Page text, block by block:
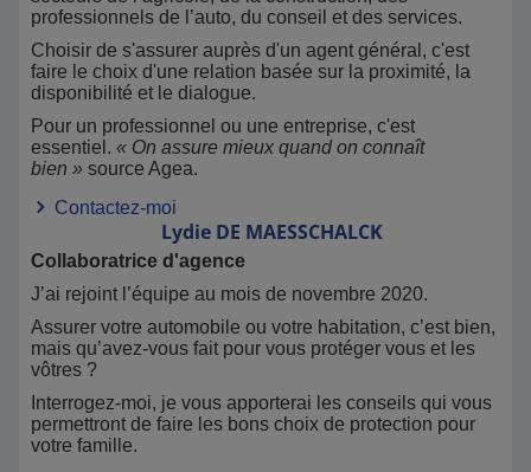
professionnels de l’auto, du conseil et des services.
Choisir de s'assurer auprès d'un agent général, c'est
faire le choix d'une relation basée sur la proximité, la
disponibilité et le dialogue.
Pour un professionnel ou une entreprise, c'est
essentiel. « On assure mieux quand on connaît
bien » source Agea.
Contactez-moi
Lydie DE MAESSCHALCK
Collaboratrice d'agence
J’ai rejoint l’équipe au mois de novembre 2020.
Assurer votre automobile ou votre habitation, c’est bien,
mais qu’avez-vous fait pour vous protéger vous et les
vôtres ?
Interrogez-moi, je vous apporterai les conseils qui vous
permettront de faire les bons choix de protection pour
votre famille.